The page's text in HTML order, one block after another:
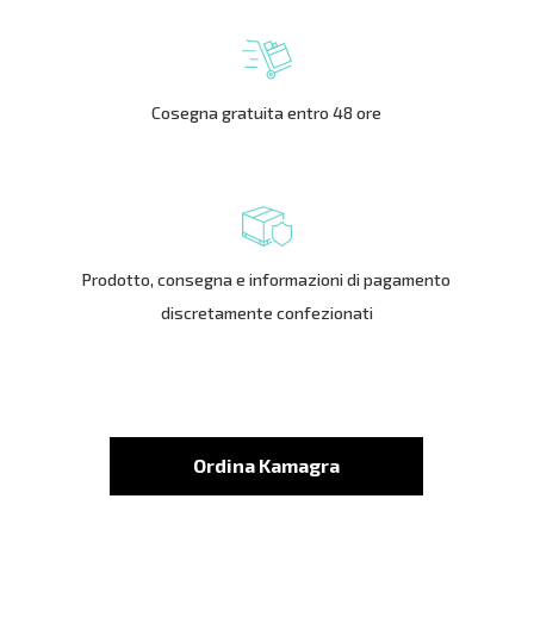
Cosegna gratuita entro 48 ore
Prodotto, consegna e informazioni di pagamento
discretamente confezionati
Ordina Kamagra